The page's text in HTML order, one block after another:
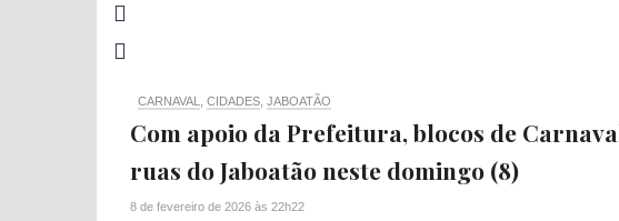
CARNAVAL CIDADES JABOATÃO
Com apoio da Prefeitura, blocos de
ruas do Jaboatão neste domingo (8)
8 de fevereiro de 2026 às 22h22